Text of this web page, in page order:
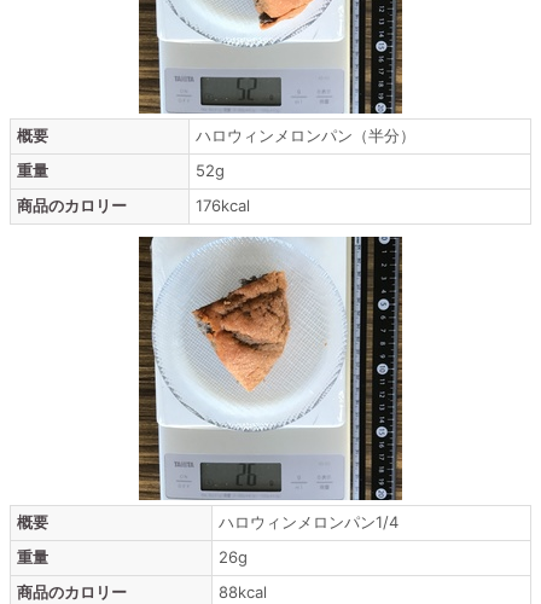
概要
ハロウィンメロンパン（半分）
重量
52g
商品のカロリー
176kcal
概要
ハロウィンメロンパン1/4
重量
26g
商品のカロリー
88kcal